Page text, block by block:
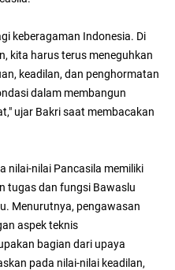
keberagaman Indonesia. Di
kita harus terus meneguhkan
keadilan, dan penghormatan
dalam membangun
ujar Bakri saat membacakan
nilai-nilai Pancasila memiliki
tugas dan fungsi Bawaslu
Menurutnya, pengawasan
aspek teknis
bagian dari upaya
pada nilai-nilai keadilan,